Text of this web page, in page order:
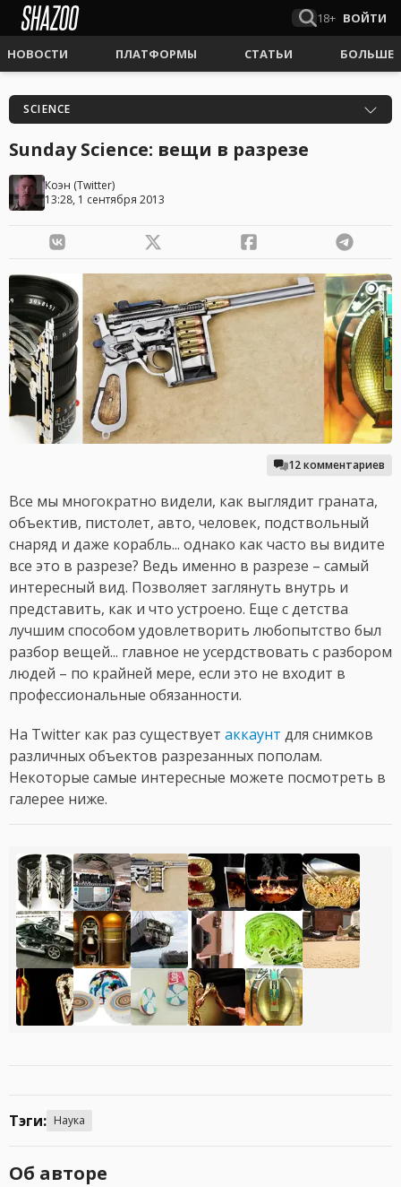
18+ ВОЙТИ
НОВОСТИ ПЛАТФОРМЫ СТАТЬИ БОЛЬШЕ
SCIENCE
Sunday Science: вещи в разрезе
Коэн (Twitter)
13:28, 1 сентября 2013
12 комментариев
Все мы многократно видели, как выглядит граната,
объектив, пистолет, авто, человек, подствольный
снаряд и даже корабль... однако как часто вы видите
все это в разрезе? Ведь именно в разрезе – самый
интересный вид. Позволяет заглянуть внутрь и
представить, как и что устроено. Еще с детства
лучшим способом удовлетворить любопытство был
разбор вещей... главное не усердствовать с разбором
людей – по крайней мере, если это не входит в
профессиональные обязанности.
На Twitter как раз существует аккаунт для снимков
различных объектов разрезанных пополам.
Некоторые самые интересные можете посмотреть в
галерее ниже.
Тэги: Наука
Об авторе